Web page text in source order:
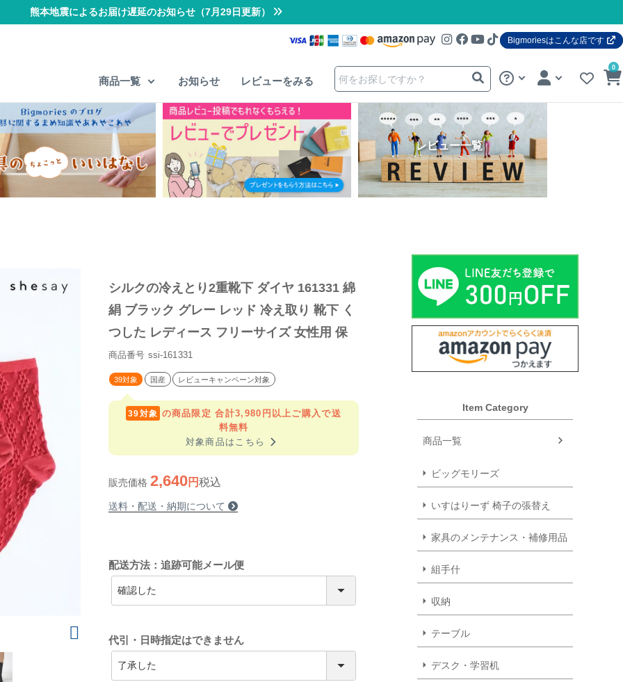
熊本地震によるお届け遅延のお知らせ（7月29日更新）
Bigmoriesはこんな店です
商品一覧 お知らせ レビューをみる
0
レビュー一覧
シルクの冷えとり2重靴下 ダイヤ 161331 綿
絹 ブラック グレー レッド 冷え取り 靴下 く
つした レディース フリーサイズ 女性用 保
温 暖かい 冬 日本製 【39】
商品番号 ssi-161331
39対象 国産 レビューキャンペーン対象
39対象 の商品限定合計3,980円以上ご購入で送
料無料
対象商品はこちら
navigate_next
販売価格 2,640 税込
送料・配送・納期について
配送方法：追跡可能メール便
代引・日時指定はできません
Item Category
商品一覧
ビッグモリーズ
いすはりーず 椅子の張替え
家具のメンテナンス・補修用品
組手什
収納
テーブル
デスク・学習机